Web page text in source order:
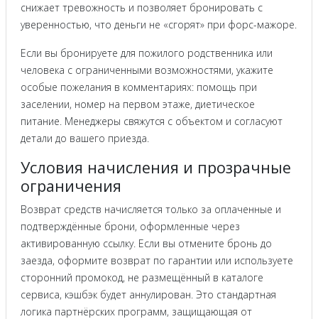
снижает тревожность и позволяет бронировать с
уверенностью, что деньги не «сгорят» при форс-мажоре.
Если вы бронируете для пожилого родственника или
человека с ограниченными возможностями, укажите
особые пожелания в комментариях: помощь при
заселении, номер на первом этаже, диетическое
питание. Менеджеры свяжутся с объектом и согласуют
детали до вашего приезда.
Условия начисления и прозрачные
ограничения
Возврат средств начисляется только за оплаченные и
подтверждённые брони, оформленные через
активированную ссылку. Если вы отмените бронь до
заезда, оформите возврат по гарантии или используете
сторонний промокод, не размещённый в каталоге
сервиса, кэшбэк будет аннулирован. Это стандартная
логика партнёрских программ, защищающая от